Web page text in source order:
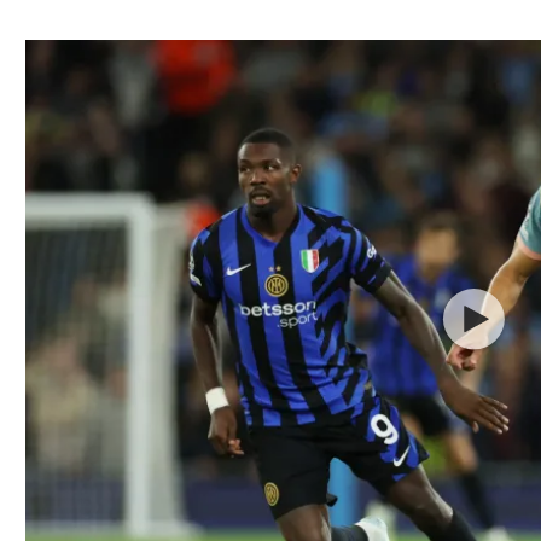
אביב
ליגה סינית
ליגות נוספות